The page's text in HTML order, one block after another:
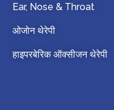
Ear, Nose & Throat
ओजोन थेरेपी
हाइपरबेरिक ऑक्सीजन थेरेपी